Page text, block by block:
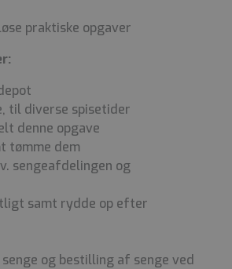
praktiske opgaver
til diverse spisetider
denne opgave
tømme dem
sengeafdelingen og
samt rydde op efter
og bestilling af senge ved